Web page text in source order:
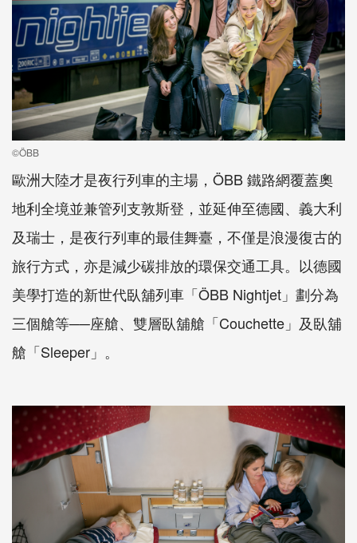
©ÖBB
歐洲大陸才是夜行列車的主場，ÖBB 鐵路網覆蓋奧
地利全境並兼管列支敦斯登，並延伸至德國、義大利
及瑞士，是夜行列車的最佳舞臺，不僅是浪漫復古的
旅行方式，亦是減少碳排放的環保交通工具。以德國
美學打造的新世代臥舖列車「ÖBB Nightjet」劃分為
三個艙等──座艙、雙層臥舖艙「Couchette」及臥舖
艙「Sleeper」。